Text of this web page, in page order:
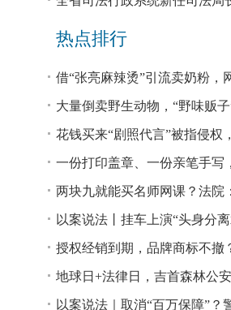
培训班开班 方华堂作专题辅导
热点排行
借“张亮麻辣烫”引流卖奶粉，
权！
大量倒卖野生动物，“野味贩
还得赔钱
花钱买来“剧照代言”被指侵权
一份打印盖章、一份亲笔手写
谁说了算？
两块九就能买名师网课？法院
以案说法丨挂车上演“头身分
逃高速通行费获刑
授权经销到期，品牌商标不撤
权！
地球日+法律日，吉首森林公
法”
以案说法｜取消“百万保障”？